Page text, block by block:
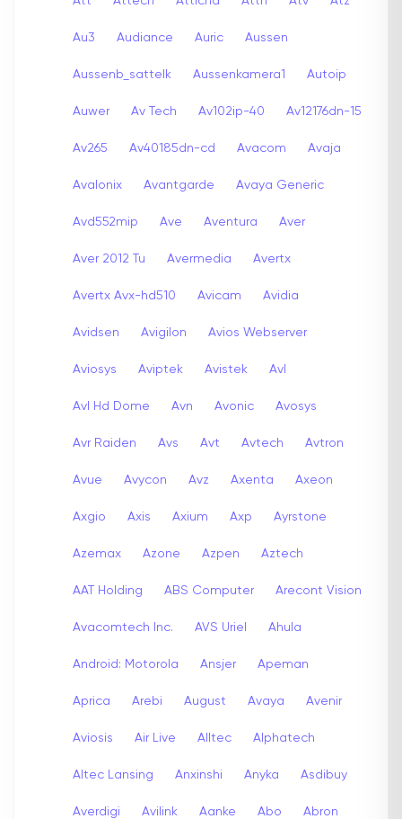
Au3 Audiance Auric Aussen
Aussenb_sattelk Aussenkamera1 Autoip
Auwer Av Tech Av102ip-40 Av12176dn-15
Av265 Av40185dn-cd Avacom Avaja
Avalonix Avantgarde Avaya Generic
Avd552mip Ave Aventura Aver
Aver 2012 Tu Avermedia Avertx
Avertx Avx-hd510 Avicam Avidia
Avidsen Avigilon Avios Webserver
Aviosys Aviptek Avistek Avl
Avl Hd Dome Avn Avonic Avosys
Avr Raiden Avs Avt Avtech Avtron
Avue Avycon Avz Axenta Axeon
Axgio Axis Axium Axp Ayrstone
Azemax Azone Azpen Aztech
AAT Holding ABS Computer Arecont Vision
Avacomtech Inc. AVS Uriel Ahula
Android: Motorola Ansjer Apeman
Aprica Arebi August Avaya Avenir
Aviosis Air Live Alltec Alphatech
Altec Lansing Anxinshi Anyka Asdibuy
Averdigi Avilink Aanke Abo Abron